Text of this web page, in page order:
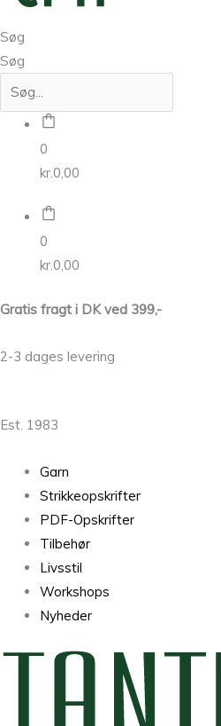
Søg
Søg
0
kr.0,00
0
kr.0,00
Gratis fragt i DK ved 399,-
2-3 dages levering
Est. 1983
Garn
Strikkeopskrifter
PDF-Opskrifter
Tilbehør
Livsstil
Workshops
Nyheder